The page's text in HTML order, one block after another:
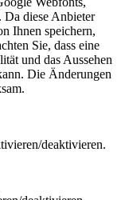
diese Anbieter
Ihnen speichern,
Sie, dass eine
und das Aussehen
Die Änderungen
deaktivieren.